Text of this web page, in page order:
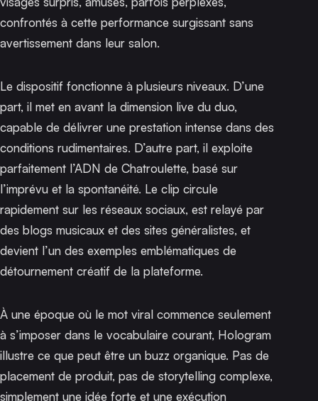
confrontés à cette performance surgissant sans
avertissement dans leur salon.
Le dispositif fonctionne à plusieurs niveaux. D’une
part, il met en avant la dimension live du duo,
capable de délivrer une prestation intense dans des
conditions rudimentaires. D’autre part, il exploite
parfaitement l’ADN de Chatroulette, basé sur
l’imprévu et la spontanéité. Le clip circule
rapidement sur les réseaux sociaux, est relayé par
des blogs musicaux et des sites généralistes, et
devient l’un des exemples emblématiques de
détournement créatif de la plateforme.
À une époque où le mot viral commence seulement
à s’imposer dans le vocabulaire courant, Hologram
illustre ce que peut être un buzz organique. Pas de
placement de produit, pas de storytelling complexe,
simplement une idée forte et une exécution